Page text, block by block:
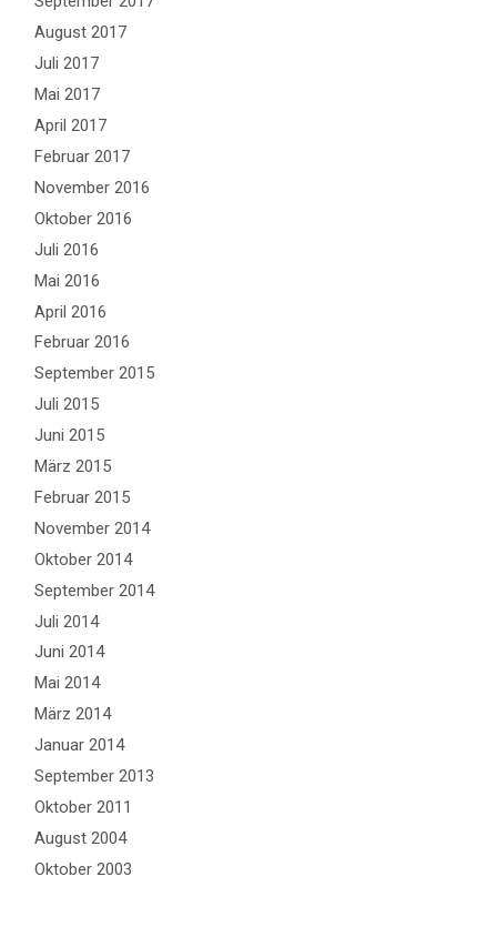
August 2017
Juli 2017
Mai 2017
April 2017
Februar 2017
November 2016
Oktober 2016
Juli 2016
Mai 2016
April 2016
Februar 2016
September 2015
Juli 2015
Juni 2015
März 2015
Februar 2015
November 2014
Oktober 2014
September 2014
Juli 2014
Juni 2014
Mai 2014
März 2014
Januar 2014
September 2013
Oktober 2011
August 2004
Oktober 2003